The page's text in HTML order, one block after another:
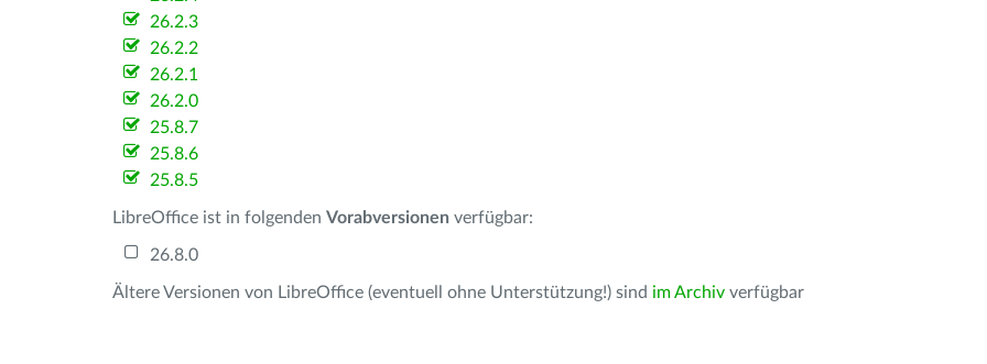
26.2.3
26.2.2
26.2.1
26.2.0
25.8.7
25.8.6
25.8.5
LibreOffice ist in folgenden Vorabversionen verfügbar:
26.8.0
Ältere Versionen von LibreOffice (eventuell ohne Unterstützung!) sind im Archiv verfügbar